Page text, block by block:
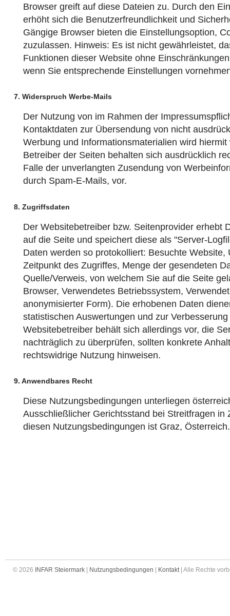
Browser greift auf diese Dateien zu. Durch den
erhöht sich die Benutzerfreundlichkeit und
Gängige Browser bieten die Einstellungsoption,
zuzulassen. Hinweis: Es ist nicht gewährleistet,
Funktionen dieser Website ohne
wenn Sie entsprechende Einstellungen
7. Widerspruch Werbe-Mails
Der Nutzung von im Rahmen der
Kontaktdaten zur Übersendung von nicht
Werbung und Informationsmaterialien wird
Betreiber der Seiten behalten sich ausdrücklich
Falle der unverlangten Zusendung von
durch Spam-E-Mails, vor.
8. Zugriffsdaten
Der Websitebetreiber bzw. Seitenprovider erhebt
auf die Seite und speichert diese als "Server-
Daten werden so protokolliert: Besuchte Website,
Zeitpunkt des Zugriffes, Menge der gesendeten
Quelle/Verweis, von welchem Sie auf die Seite
Browser, Verwendetes Betriebssystem,
anonymisierter Form). Die erhobenen Daten
statistischen Auswertungen und zur
Websitebetreiber behält sich allerdings vor, die
nachträglich zu überprüfen, sollten konkrete
rechtswidrige Nutzung hinweisen.
9. Anwendbares Recht
Diese Nutzungsbedingungen unterliegen
Ausschließlicher Gerichtsstand bei Streitfragen in
diesen Nutzungsbedingungen ist Graz, Österreich.
© 2026 INFAR Steiermark Nutzungsbedingungen Kontakt| Alle Rechte